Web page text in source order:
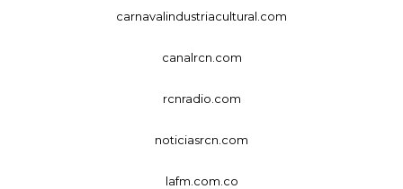
carnavalindustriacultural.com
canalrcn.com
rcnradio.com
noticiasrcn.com
lafm.com.co